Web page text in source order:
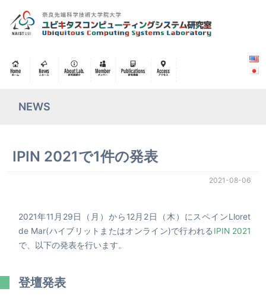
NEWS
IPIN 2021で1件の発表
2021-08-06
2021年11月29日（月）から12月2日（木）にスペインLloret
de Mar(ハイブリットまたはオンライン)で行われる IPIN 2021
で、以下の発表を行います。
登壇発表